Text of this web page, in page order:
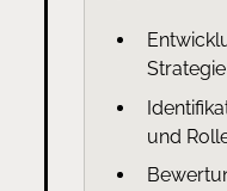
Strategie
und